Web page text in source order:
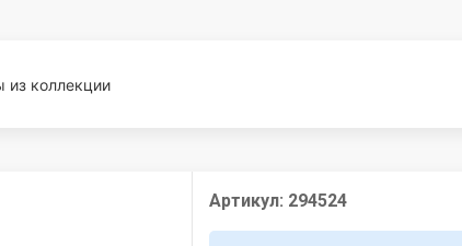
из коллекции
Артикул: 294524